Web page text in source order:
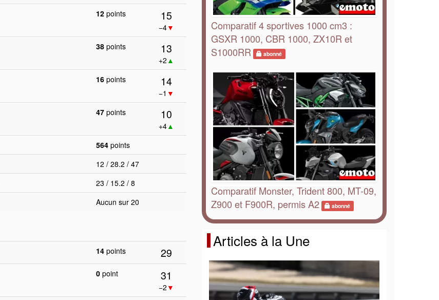
12 points 15
−4▼
38 points 13
+2 ▲
16 points 14
−1 ▼
47 points 10
+4▲
564 points
12 / 28.2 / 47
23 / 15.2 / 8
Aucun sur 20
14 points 29
0 point 31
−2 ▼
Comparatif 4 sportives 1000 cm3 :
GSXR 1000, CBR 1000, ZX10R et
S1000RR
abonné
Comparatif Monster, Trident 800, MT-09,
Z900 et F900R, permis A2
abonné
Articles à la Une